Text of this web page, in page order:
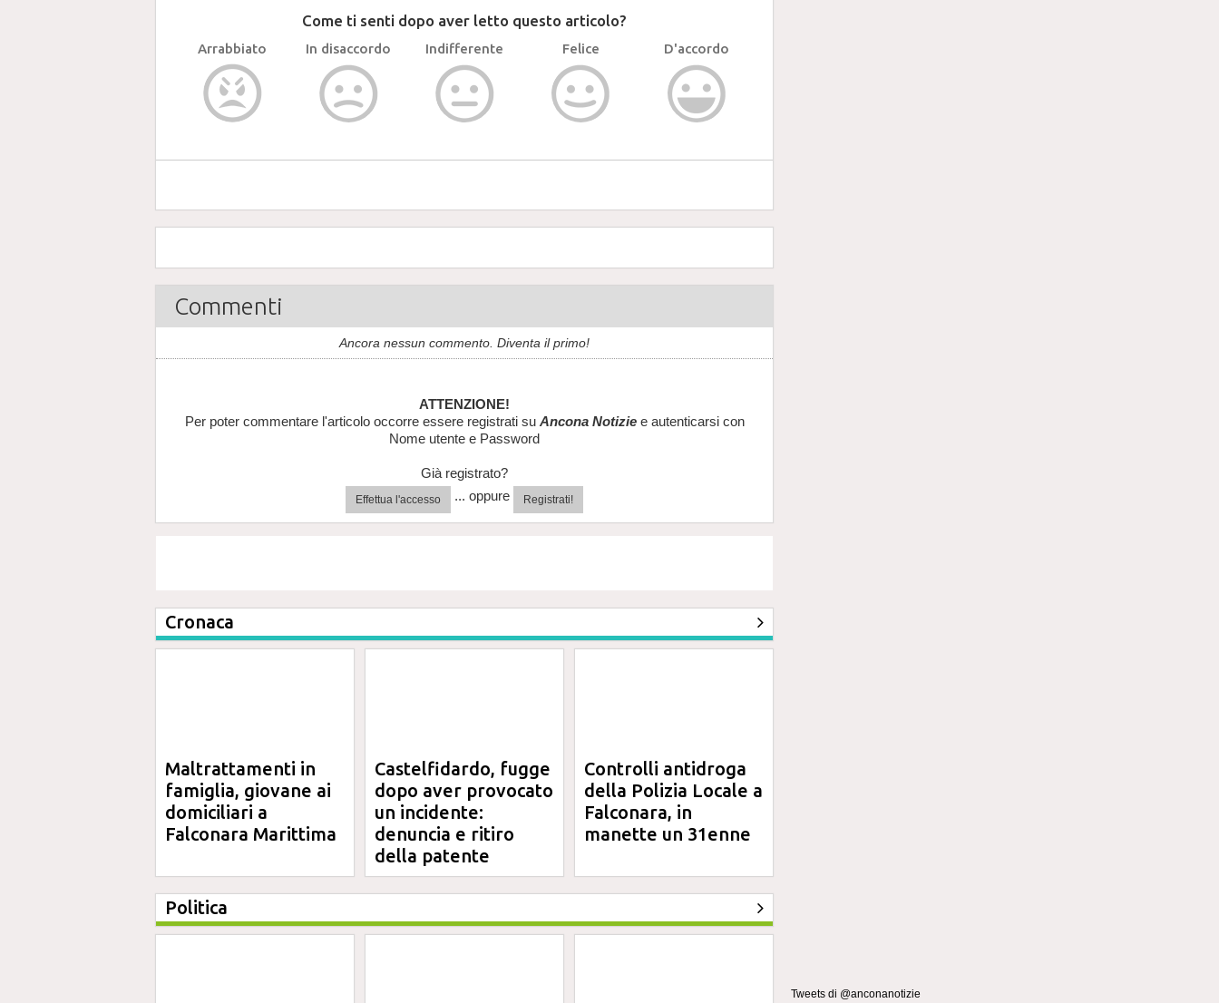
Come ti senti dopo aver letto questo articolo?
Arrabbiato In disaccordo Indifferente Felice D'accordo
Commenti
Ancora nessun commento. Diventa il primo!
ATTENZIONE!
Per poter commentare l'articolo occorre essere registrati su Ancona Notiziee autenticarsi con
Nome utente e Password
Già registrato?
Effettua l'accesso ... oppure Registrati!
Cronaca
Maltrattamenti in
famiglia, giovane ai
domiciliari a
Falconara Marittima
Castelfidardo, fugge
dopo aver provocato
un incidente:
denuncia e ritiro
della patente
Controlli antidroga
della Polizia Locale a
Falconara, in
manette un 31enne
Politica
Tweets di @anconanotizie